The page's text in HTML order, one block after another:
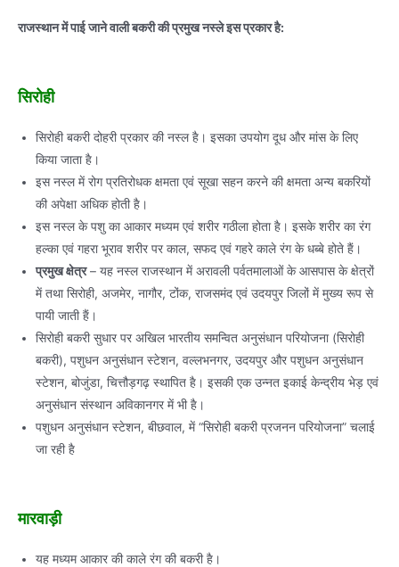
राजस्थान में पाई जाने वाली बकरी की प्रमुख नस्ले इस प्रकार है:
सिरोही
सिरोही बकरी दोहरी प्रकार की नस्ल है। इसका उपयोग दूध और मांस के लिए
किया जाता है।
इस नस्ल में रोग प्रतिरोधक क्षमता एवं सूखा सहन करने की क्षमता अन्य बकरियों
की अपेक्षा अधिक होती है।
इस नस्ल के पशु का आकार मध्यम एवं शरीर गठीला होता है। इसके शरीर का रंग
हल्का एवं गहरा भूराव शरीर पर काल, सफद एवं गहरे काले रंग के धब्बे होते हैं।
प्रमुख क्षेत्र– यह नस्ल राजस्थान में अरावली पर्वतमालाओं के आसपास के क्षेत्रों
में तथा सिरोही, अजमेर, नागौर, टोंक, राजसमंद एवं उदयपुर जिलों में मुख्य रूप से
पायी जाती हैं।
सिरोही बकरी सुधार पर अखिल भारतीय समन्वित अनुसंधान परियोजना (सिरोही
बकरी), पशुधन अनुसंधान स्टेशन, वल्लभनगर, उदयपुर और पशुधन अनुसंधान
स्टेशन, बोजुंडा, चित्तौड़गढ़ स्थापित है। इसकी एक उन्नत इकाई केन्द्रीय भेड़ एवं
अनुसंधान संस्थान अविकानगर में भी है।
पशुधन अनुसंधान स्टेशन, बीछवाल, में “सिरोही बकरी प्रजनन परियोजना” चलाई
जा रही है
मारवाड़ी
यह मध्यम आकार की काले रंग की बकरी है।